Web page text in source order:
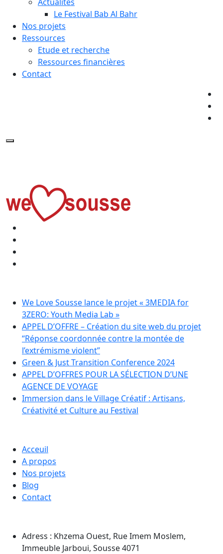
Le Festival Bab Al Bahr
Nos projets
Ressources
Etude et recherche
Ressources financières
Contact
We Love Sousse lance le projet « 3MEDIA for
3ZERO: Youth Media Lab »
APPEL D’OFFRE – Création du site web du projet
“Réponse coordonnée contre la montée de
l’extrémisme violent”
Green & Just Transition Conference 2024
APPEL D’OFFRES POUR LA SÉLECTION D’UNE
AGENCE DE VOYAGE
Immersion dans le Village Créatif : Artisans,
Créativité et Culture au Festival
Acceuil
A propos
Nos projets
Blog
Contact
Adress : Khzema Ouest, Rue Imem Moslem,
Immeuble Jarboui, Sousse 4071